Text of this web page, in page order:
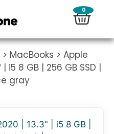
0
> MacBooks > Apple
i5 8 GB | 256 GB SSD |
gray